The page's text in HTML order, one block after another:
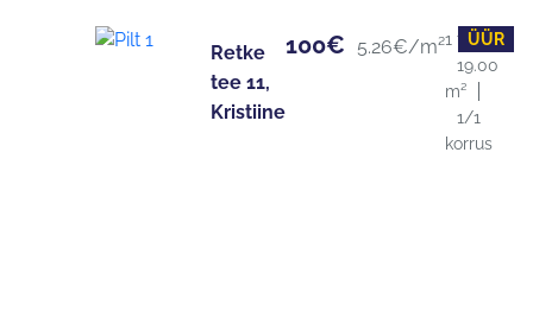
ÜÜR
Retke
tee 11,
Kristiine
100€ 5.26€/m²1 tuba
19.00
m²
1/1
korrus